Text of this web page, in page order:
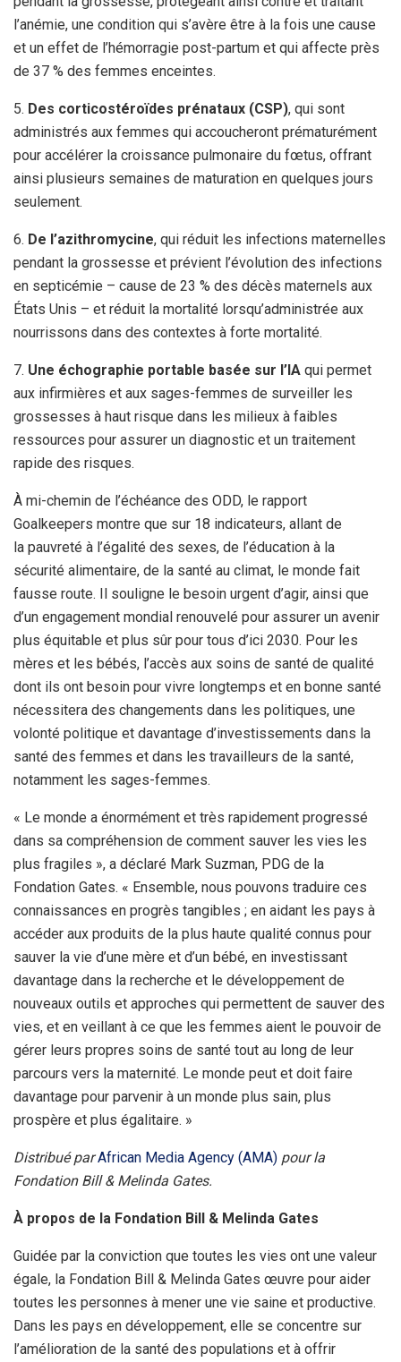
l’anémie, une condition qui s’avère être à la fois une cause
et un effet de l’hémorragie post-partum et qui affecte près
de 37 % des femmes enceintes.
5. Des corticostéroïdes prénataux (CSP), qui sont
administrés aux femmes qui accoucheront prématurément
pour accélérer la croissance pulmonaire du fœtus, offrant
ainsi plusieurs semaines de maturation en quelques jours
seulement.
6. De l’azithromycine, qui réduit les infections maternelles
pendant la grossesse et prévient l’évolution des infections
en septicémie – cause de 23 % des décès maternels aux
États Unis – et réduit la mortalité lorsqu’administrée aux
nourrissons dans des contextes à forte mortalité.
7. Une échographie portable basée sur l’IA qui permet
aux infirmières et aux sages-femmes de surveiller les
grossesses à haut risque dans les milieux à faibles
ressources pour assurer un diagnostic et un traitement
rapide des risques.
À mi-chemin de l’échéance des ODD, le rapport
Goalkeepers montre que sur 18 indicateurs, allant de
la pauvreté à l’égalité des sexes, de l’éducation à la
sécurité alimentaire, de la santé au climat, le monde fait
fausse route. Il souligne le besoin urgent d’agir, ainsi que
d’un engagement mondial renouvelé pour assurer un avenir
plus équitable et plus sûr pour tous d’ici 2030. Pour les
mères et les bébés, l’accès aux soins de santé de qualité
dont ils ont besoin pour vivre longtemps et en bonne santé
nécessitera des changements dans les politiques, une
volonté politique et davantage d’investissements dans la
santé des femmes et dans les travailleurs de la santé,
notamment les sages-femmes.
« Le monde a énormément et très rapidement progressé
dans sa compréhension de comment sauver les vies les
plus fragiles », a déclaré Mark Suzman, PDG de la
Fondation Gates. « Ensemble, nous pouvons traduire ces
connaissances en progrès tangibles ; en aidant les pays à
accéder aux produits de la plus haute qualité connus pour
sauver la vie d’une mère et d’un bébé, en investissant
davantage dans la recherche et le développement de
nouveaux outils et approches qui permettent de sauver des
vies, et en veillant à ce que les femmes aient le pouvoir de
gérer leurs propres soins de santé tout au long de leur
parcours vers la maternité. Le monde peut et doit faire
davantage pour parvenir à un monde plus sain, plus
prospère et plus égalitaire. »
Distribué parAfrican Media Agency (AMA) pour la
Fondation Bill & Melinda Gates.
À propos de la Fondation Bill & Melinda Gates
Guidée par la conviction que toutes les vies ont une valeur
égale, la Fondation Bill & Melinda Gates œuvre pour aider
toutes les personnes à mener une vie saine et productive.
Dans les pays en développement, elle se concentre sur
l’amélioration de la santé des populations et à offrir